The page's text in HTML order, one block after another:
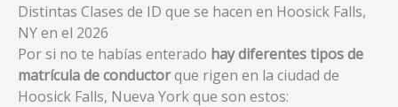
Distintas Clases de ID que se hacen en Hoosick Falls,
NY en el 2026
Por si no te habías enterado hay diferentes tipos de
matrícula de conductorque rigen en la ciudad de
Hoosick Falls, Nueva York que son estos: